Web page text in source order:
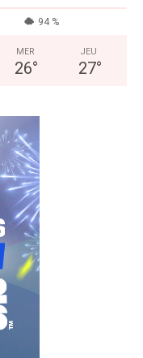
94 %
MER
26°
JEU
27°